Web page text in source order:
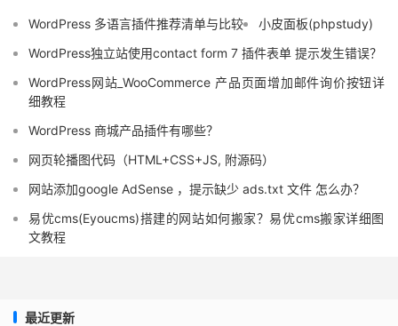
WordPress 多语言插件推荐清单与比较
小皮面板(phpstudy)
WordPress独立站使用contact form 7 插件表单 提示发生错误？
WordPress网站_WooCommerce 产品页面增加邮件询价按钮详
细教程
WordPress 商城产品插件有哪些？
网页轮播图代码（HTML+CSS+JS, 附源码）
网站添加google AdSense ，提示缺少 ads.txt 文件 怎么办？
易优cms(Eyoucms)搭建的网站如何搬家？易优cms搬家详细图
文教程
最近更新